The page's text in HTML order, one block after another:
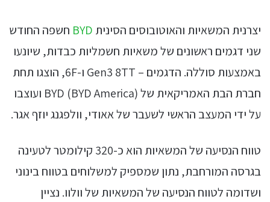
יצרנית המשאיות והאוטובוסים הסינית BYD חשפה החודש
שני דגמים ראשונים של משאיות חשמליות כבדות, שיונעו
באמצעות סוללה. הדגמים – Gen3 8TT ו-6F, הוצגו תחת
חברת הבת האמריקאית של BYD (BYD America) ועוצבו
על ידי המעצב הראשי לשעבר של אאודי, וולפגנג יוזף אגר.
טווח הנסיעה של המשאיות הוא כ-320 קילומטר לטעינה
בגרסה המורחבת, נתון שמספיק למשלוחים בטווח בינוני
ושדומה לטווח הנסיעה של המשאיות של וולוו. נציין